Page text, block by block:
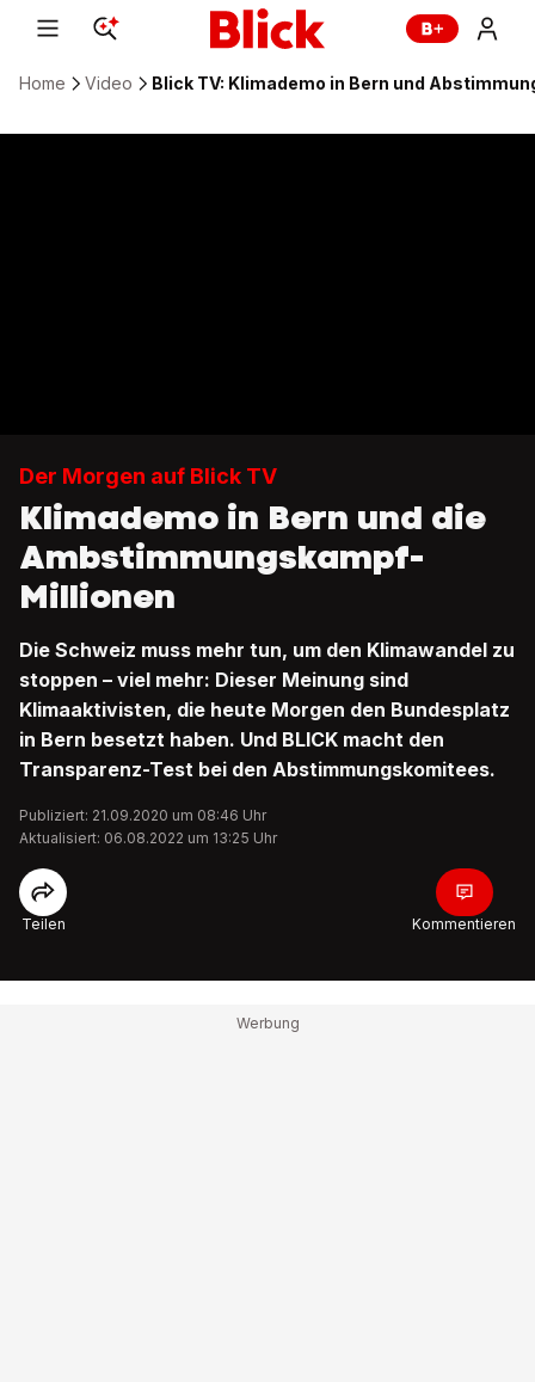
Home Video Blick TV: Klimademo in Bern und
Der Morgen auf Blick TV
Klimademo in Bern und die
Ambstimmungskampf-
Millionen
Die Schweiz muss mehr tun, um den Klimawandel zu
stoppen – viel mehr: Dieser Meinung sind
Klimaaktivisten, die heute Morgen den Bundesplatz
in Bern besetzt haben. Und BLICK macht den
Transparenz-Test bei den Abstimmungskomitees.
Publiziert: 21.09.2020 um 08:46 Uhr
Aktualisiert: 06.08.2022 um 13:25 Uhr
Teilen Kommentieren